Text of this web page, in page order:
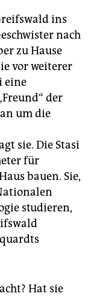
ins
nach
zu Hause
vor weiterer
eine
der
um die
sie. Die Stasi
für
bauen. Sie,
studieren,
Hat sie